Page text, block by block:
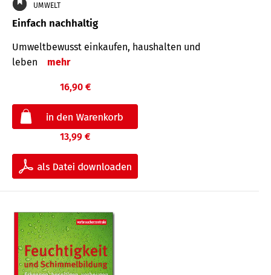
UMWELT
Einfach nachhaltig
Umweltbewusst einkaufen, haushalten und
leben
mehr
16,90 €
13,99 €